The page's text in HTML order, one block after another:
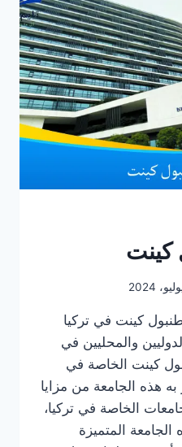
كينت
كينت في تركيا
والمحليين في
كينت الخاصة في
هذه الجامعة من مزايا
الخاصة في تركيا،
المتميزة